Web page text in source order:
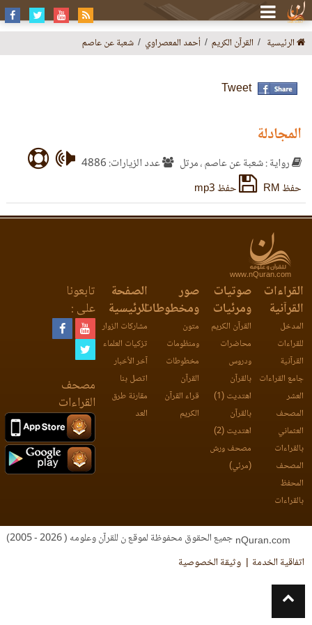
الرئيسية القرآن الكريم أحمد المعصراوي شعبة عن عاصم
Tweet
المجادلة
رواية : شعبة عن عاصم ، مرتل
عدد الزيارات: 4886
حفظ RM
حفظ mp3
www.nQuran.com
القراءات
القرآنية
المدخل
للقراءات
القرآنية
جامع القراءات
العشر
المصحف
العثماني
بالقراءات
المصحف
المحفظ
بالقراءات
صوتيات
ومرئيات
القرآن الكريم
محاضرات
ودروس
بالقرآن
اهتديت (1)
بالقرآن
اهتديت (2)
مصحف ورش
(مرئي)
صور
ومخطوطات
متون
ومنظومات
مخطوطات
القرآن
قراء القرآن
الكريم
الصفحة
الرئيسية
مشاركات الزوار
تزكيات العلماء
آخر الأخبار
اتصل بنا
مقارنة طرق
العد
تابعونا
على :
مصحف
القراءات
جميع الحقوق محفوظة لموقع ن للقرآن وعلومه ( 2026 - 2005)
اتفاقية الخدمة
وثيقة الخصوصية